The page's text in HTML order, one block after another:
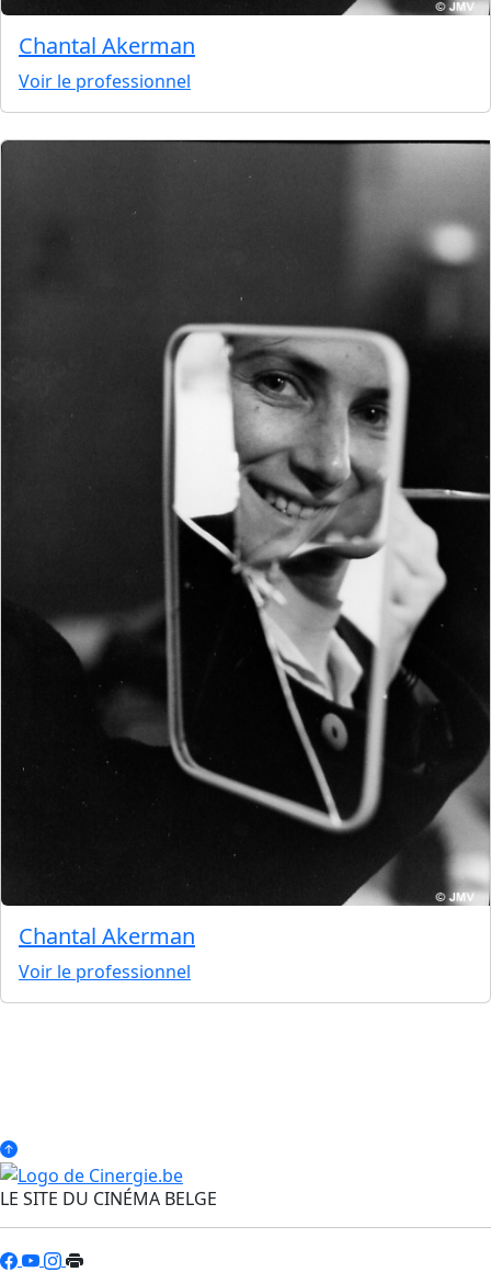
Chantal Akerman
Voir le professionnel
Chantal Akerman
Voir le professionnel
LE SITE DU CINÉMA BELGE